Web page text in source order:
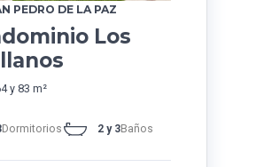
PEDRO DE LA PAZ
Los
y 83 m²
Dormitorios 2 y 3Baños